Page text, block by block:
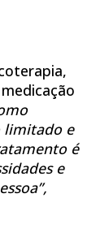
limitado e
é
e